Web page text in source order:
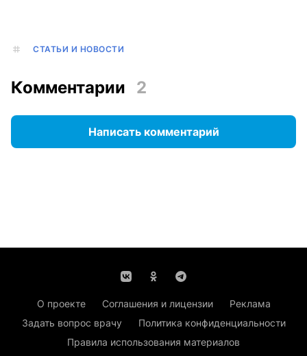
СТАТЬИ И НОВОСТИ
Комментарии 2
Написать комментарий
О проекте Соглашения и лицензии
Реклама
Задать вопрос врачу
Политика конфиденциальности
Правила использования материалов